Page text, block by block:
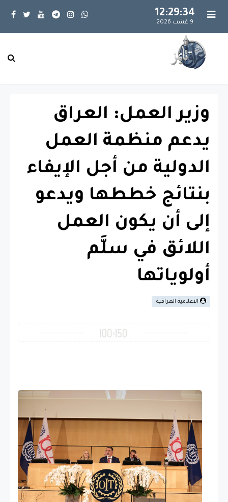
12:29:34
9 غشت 2026
وزير العمل: العراق
يدعم منظمة العمل
الدولية من أجل الإيفاء
بنتائج خططها ويدعو
إلى أن يكون العمل
اللائق في سلَّم
أولوياتها
الاعلامية العراقية